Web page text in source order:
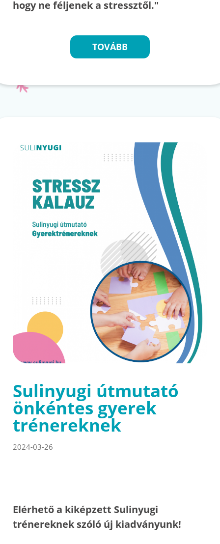
hogy ne féljenek a stressztől."
TOVÁBB
Sulinyugi útmutató
önkéntes gyerek
trénereknek
2024-03-26
Elérhető a kiképzett Sulinyugi
trénereknek szóló új kiadványunk!